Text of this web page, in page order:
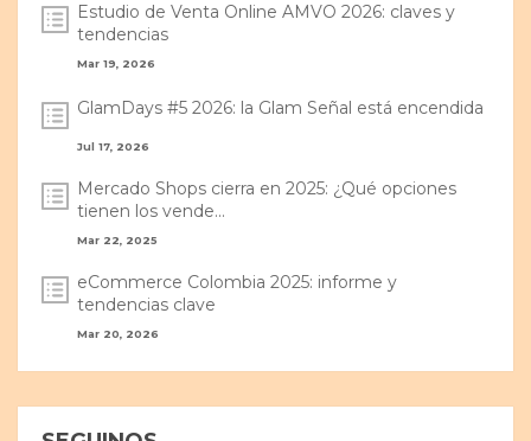
Estudio de Venta Online AMVO 2026: claves y
tendencias
Mar 19, 2026
GlamDays #5 2026: la Glam Señal está encendida
Jul 17, 2026
Mercado Shops cierra en 2025: ¿Qué opciones
tienen los vende...
Mar 22, 2025
eCommerce Colombia 2025: informe y
tendencias clave
Mar 20, 2026